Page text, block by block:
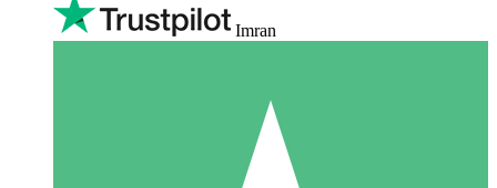
Imran